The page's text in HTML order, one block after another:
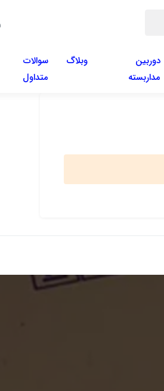
دوربین
مداربسته
وبلاگ
سوالات
متداول